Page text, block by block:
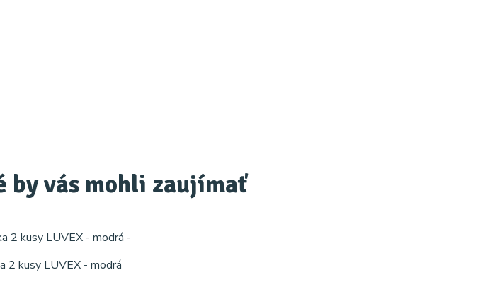
by vás mohli zaujímať
2 kusy LUVEX - modrá